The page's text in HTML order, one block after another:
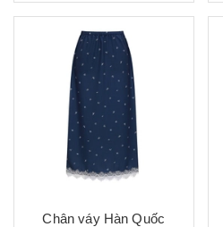
Chân váy Hàn Quốc